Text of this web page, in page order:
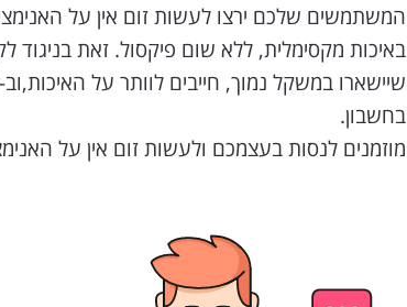
המשתמשים שלכם ירצו לעשות זום אין על
בחשבון.
מוזמנים לנסות בעצמכם ולעשות זום אין על